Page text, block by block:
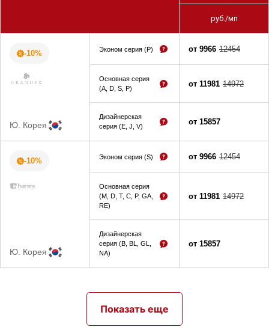
руб./мп
-10%
Ю. Корея
Эконом серия (P)
Основная серия
(A, D, S, P)
Дизайнерская
серия (E, J, V)
от 9966 12454
от 11981 14972
от 15857
-10%
Ю. Корея
Эконом серия (S)
Основная серия
(M, D, T, C, P, GA,
RE)
Дизайнерская
серия (B, BL, GL,
NA)
от 9966 12454
от 11981 14972
от 15857
Показать еще